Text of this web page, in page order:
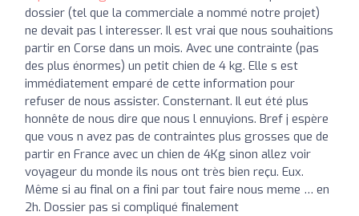
dossier (tel que la commerciale a nommé notre projet)
ne devait pas l interesser. Il est vrai que nous souhaitions
partir en Corse dans un mois. Avec une contrainte (pas
des plus énormes) un petit chien de 4 kg. Elle s est
immédiatement emparé de cette information pour
refuser de nous assister. Consternant. Il eut été plus
honnête de nous dire que nous l ennuyions. Bref j espère
que vous n avez pas de contraintes plus grosses que de
partir en France avec un chien de 4Kg sinon allez voir
voyageur du monde ils nous ont très bien reçu. Eux.
Même si au final on a fini par tout faire nous meme … en
2h. Dossier pas si compliqué finalement